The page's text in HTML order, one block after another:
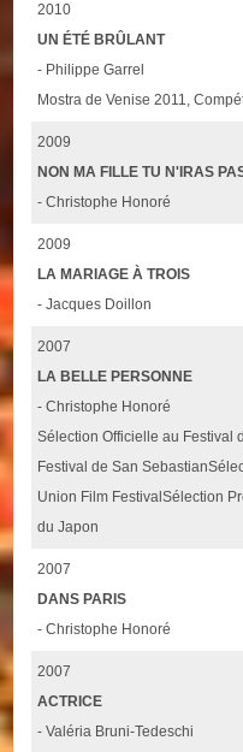
2010
UN ÉTÉ BRÛLANT
- Philippe Garrel
Mostra de Venise 2011,
2009
NON MA FILLE TU N'IRAS
- Christophe Honoré
2009
LA MARIAGE À TROIS
- Jacques Doillon
2007
LA BELLE PERSONNE
- Christophe Honoré
Sélection Officielle au Festival
Festival de San
Union Film FestivalSélection
du Japon
2007
DANS PARIS
- Christophe Honoré
2007
ACTRICE
- Valéria Bruni-Tedeschi